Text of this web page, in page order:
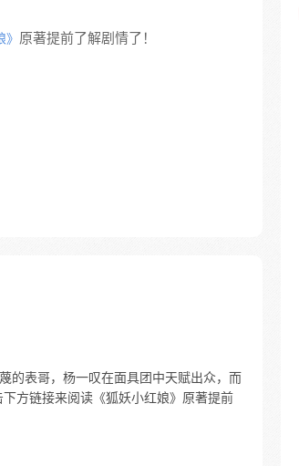
原著提前了解剧情了！
的表哥，杨一叹在面具团中天赋出众，而
方链接来阅读《狐妖小红娘》原著提前